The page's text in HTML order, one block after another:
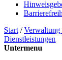
Start /
Dienstleistungen
Untermenu